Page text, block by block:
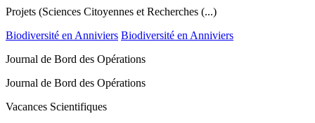
Projets (Sciences Citoyennes et Recherches (...)
Biodiversité en Anniviers Biodiversité en Anniviers
Journal de Bord des Opérations
Journal de Bord des Opérations
Vacances Scientifiques